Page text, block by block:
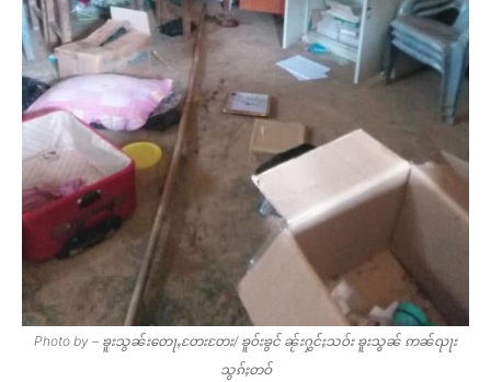
Support SHAN
တႃႇႁႂ်ႈသဵင်ၵၢင်ၸႂ်ၵူၼ်းမိူင်း ၵူႈတီႈၵူႈလႅၼ်ပေႃးတေၸွ
တ်ႇ တူဝ်ႈလုမ်ႈၾႃႉၼၼ်ႉ ၶဝ်ႈႁူမ်ႈၵမ်ႉထႅမ် ၸုမ်းၶၢ
ဝ်ႇၽူႈတွႆႇႁွၵ်ႈ လႆႈယူႇၶႃႈဢေႃႈ။
Donate Now
Photo by – ၶူးသွၼ်းတေႃႇတႄးတႄး/ ၶူဝ်းၶွင် ၼႂ်းႁွင်ႈသဝ်း ၶူးသွၼ် ဢၼ်ၺႃး
သွၵ်ႈတဝ်